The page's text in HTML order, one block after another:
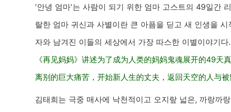
'안녕 엄마'는 사람이 되기 위한 엄마 고스트의 49일간
랄한 엄마 귀신과 사별이란 큰 아픔을 딛고 새 인생을
자와 남겨진 이들의 세상에서 가장 따스한 이별이야기다.
《再见妈妈》讲述为了成为人类的妈妈鬼魂展开的49
离别的巨大痛苦，开始新人生的丈夫，返回天空的人与
김태희는 극중 매사에 낙천적이고 오지랖 넓은, 까랑까